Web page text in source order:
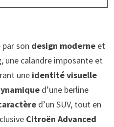
son design moderneet
une calandre imposante et
une identité visuelle
d’une berline
d’un SUV, tout en
Citroën Advanced